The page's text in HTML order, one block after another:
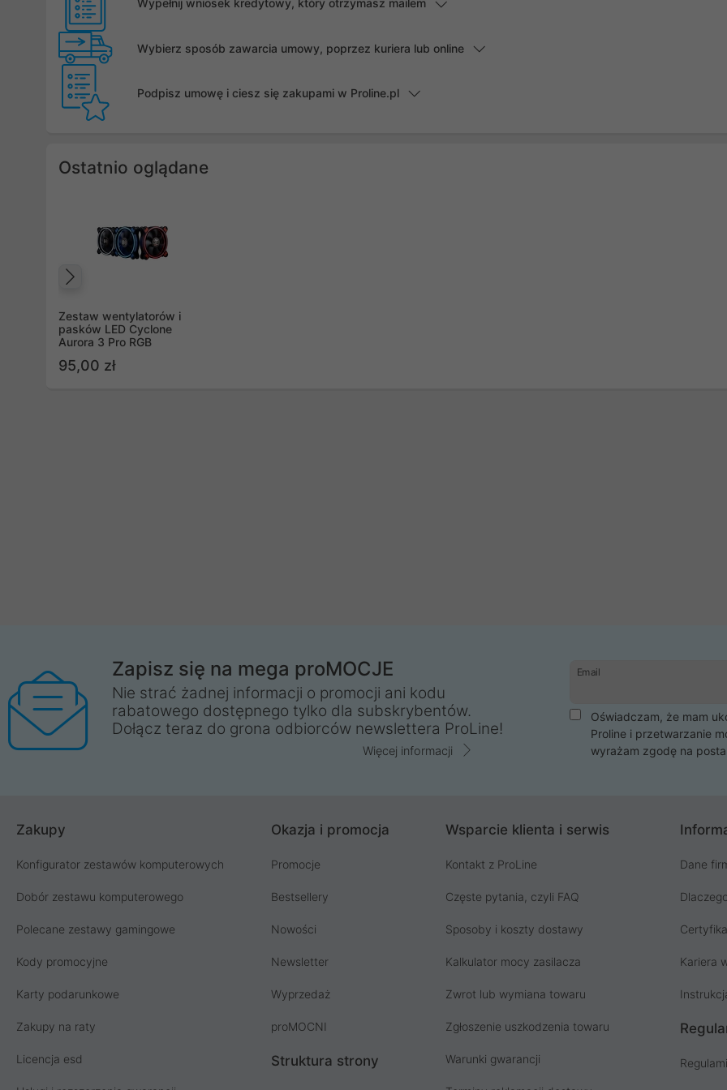
Wypełnij wniosek kredytowy, który otrzymasz mailem
Wybierz sposób zawarcia umowy, poprzez kuriera lub online
Podpisz umowę i ciesz się zakupami w Proline.pl
Ostatnio oglądane
Zestaw wentylatorów i
pasków LED Cyclone
Aurora 3 Pro RGB
95,00 zł
Zapisz się na mega proMOCJE
Nie strać żadnej informacji o promocji ani kodu
rabatowego dostępnego tylko dla subskrybentów.
Dołącz teraz do grona odbiorców newslettera ProLine!
Więcej informacji
Email
Oświadczam, że mam
Proline i przetwarzanie
wyrażam zgodę na
Zakupy
Konfigurator zestawów komputerowych
Dobór zestawu komputerowego
Polecane zestawy gamingowe
Kody promocyjne
Karty podarunkowe
Zakupy na raty
Licencja esd
Okazja i promocja
Promocje
Bestsellery
Nowości
Newsletter
Wyprzedaż
proMOCNI
Struktura strony
Wsparcie klienta i serwis
Kontakt z ProLine
Częste pytania, czyli FAQ
Sposoby i koszty dostawy
Kalkulator mocy zasilacza
Zwrot lub wymiana towaru
Zgłoszenie uszkodzenia towaru
Warunki gwarancji
Dane
Kariera